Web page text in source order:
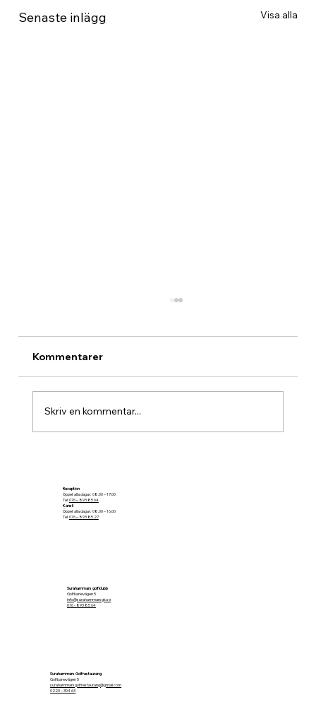
Senaste inlägg Visa alla
Kommentarer
Skriv en kommentar...
Reception
Öppet alla dagar: 08.00 – 17.00
Tel:076 – 893 85 64
Kansli
Öppet alla dagar: 08.00 – 16.00
Tel:076 – 893 85 27
Surahammars golfklubb
Golfbanevägen 5
info@surahammarsgk.se
076 - 893 85 64
Surahammars Golfrestaurang
Golfbanevägen 5
surahammarsgolfrestaurang@gmail.com
0220 – 304 63